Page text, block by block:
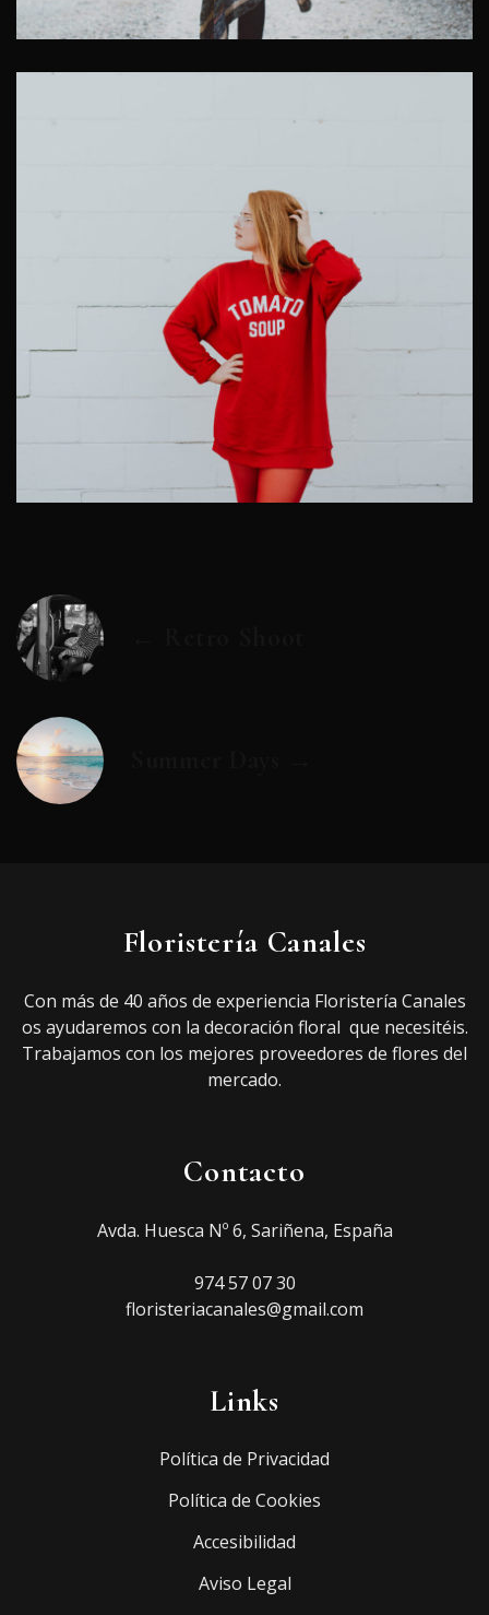
Floristería Canales
Con más de 40 años de experiencia Floristería Canales
os ayudaremos con la decoración floral que necesitéis.
Trabajamos con los mejores proveedores de flores del
mercado.
Contacto
Avda. Huesca Nº 6, Sariñena, España
974 57 07 30
floristeriacanales@gmail.com
Links
Política de Privacidad
Política de Cookies
Accesibilidad
Aviso Legal